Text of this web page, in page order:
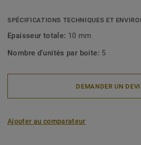
SPÉCIFICATIONS TECHNIQUES ET
Epaisseur totale: 10 mm
Nombre d'unités par boite: 5
DEMANDER UN
Ajouter au comparateur